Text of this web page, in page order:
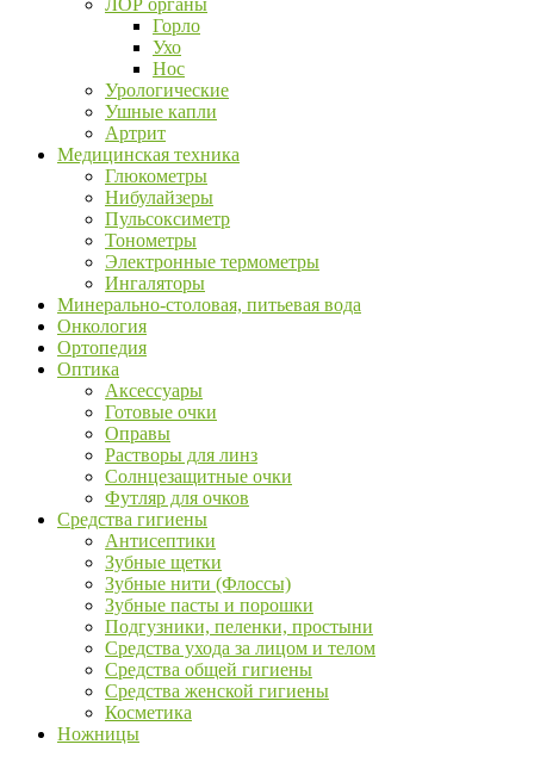
ЛОР органы
Горло
Ухо
Нос
Урологические
Ушные капли
Артрит
Медицинская техника
Глюкометры
Нибулайзеры
Пульсоксиметр
Тонометры
Электронные термометры
Ингаляторы
Минерально-столовая, питьевая вода
Онкология
Ортопедия
Оптика
Аксессуары
Готовые очки
Оправы
Растворы для линз
Солнцезащитные очки
Футляр для очков
Средства гигиены
Антисептики
Зубные щетки
Зубные нити (Флоссы)
Зубные пасты и порошки
Подгузники, пеленки, простыни
Средства ухода за лицом и телом
Средства общей гигиены
Средства женской гигиены
Косметика
Ножницы